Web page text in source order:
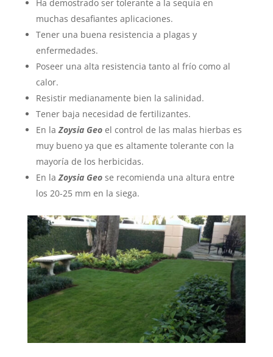
Ha demostrado ser tolerante a la sequía en
muchas desafiantes aplicaciones.
Tener una buena resistencia a plagas y
enfermedades.
Poseer una alta resistencia tanto al frío como al
calor.
Resistir medianamente bien la salinidad.
Tener baja necesidad de fertilizantes.
En laZoysia Geoel control de las malas hierbas es
muy bueno ya que es altamente tolerante con la
mayoría de los herbicidas.
En laZoysia Geose recomienda una altura entre
los 20-25 mm en la siega.